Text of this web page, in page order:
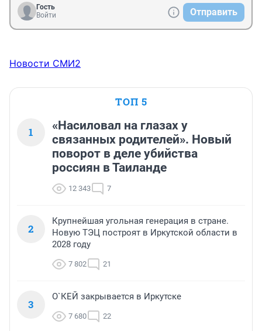
Гость
Войти
Отправить
Новости СМИ2
ТОП 5
1
«Насиловал на глазах у
связанных родителей». Новый
поворот в деле убийства
россиян в Таиланде
12 343 7
2
Крупнейшая угольная генерация в стране.
Новую ТЭЦ построят в Иркутской области в
2028 году
7 802 21
3
О`КЕЙ закрывается в Иркутске
7 680 22